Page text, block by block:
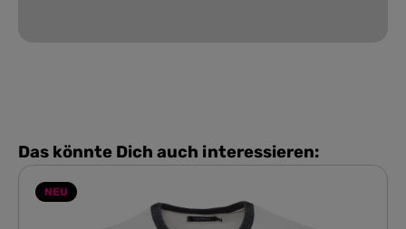
Das könnte Dich auch interessieren:
NEU